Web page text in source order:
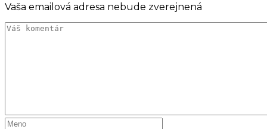
Vaša emailová adresa nebude zverejnená